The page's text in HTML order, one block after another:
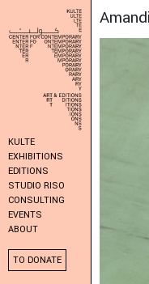
KULTE
EXHIBITIONS
EDITIONS
STUDIO RISO
CONSULTING
EVENTS
ABOUT
TO DONATE